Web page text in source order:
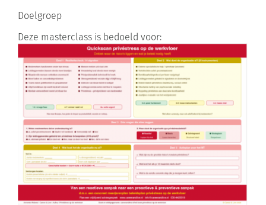
Doelgroep
Deze masterclass is bedoeld voor: